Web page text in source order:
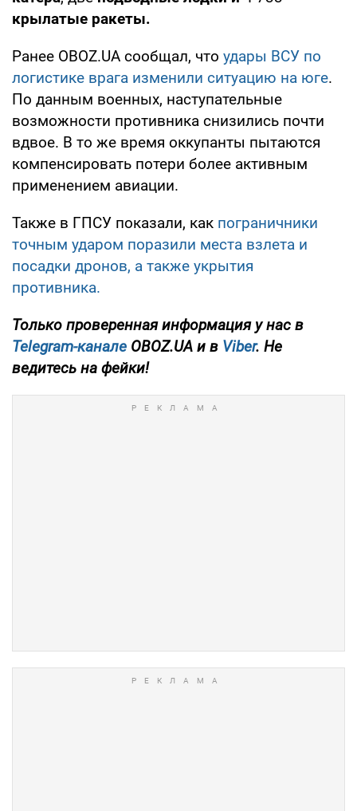
крылатые ракеты.
Ранее OBOZ.UA сообщал, что удары ВСУ по
логистике врага изменили ситуацию на юге.
По данным военных, наступательные
возможности противника снизились почти
вдвое. В то же время оккупанты пытаются
компенсировать потери более активным
применением авиации.
Также в ГПСУ показали, как пограничники
точным ударом поразили места взлета и
посадки дронов, а также укрытия
противника.
Только проверенная информация у нас в
Telegram-канале OBOZ.UA и в Viber. Не
ведитесь на фейки!